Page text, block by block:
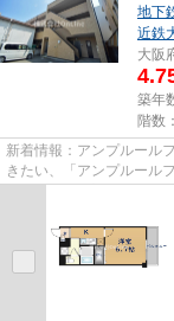
地下
近鉄
大阪
築年
階数
新着情報：アンプルール
きたい、「アンプルール
ります。防犯対策もバッ